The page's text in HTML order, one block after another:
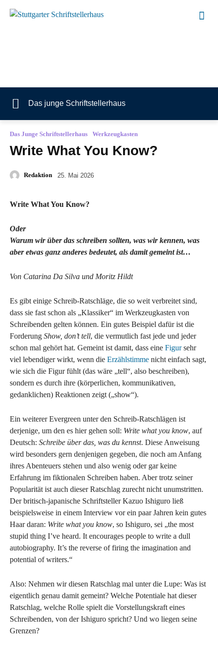
Das junge Schriftstellerhaus
Das Junge Schriftstellerhaus Werkzeugkasten
Write What You Know?
Redaktion 25. Mai 2026
Write What You Know?
Oder
Warum wir über das schreiben sollten, was wir kennen, was
aber etwas ganz anderes bedeutet, als damit gemeint ist…
Von Catarina Da Silva und Moritz Hildt
Es gibt einige Schreib-Ratschläge, die so weit verbreitet sind,
dass sie fast schon als „Klassiker“ im Werkzeugkasten von
Schreibenden gelten können. Ein gutes Beispiel dafür ist die
Forderung Show, don’t tell, die vermutlich fast jede und jeder
schon mal gehört hat. Gemeint ist damit, dass eine Figursehr
viel lebendiger wirkt, wenn die Erzählstimme nicht einfach sagt,
wie sich die Figur fühlt (das wäre „tell“, also beschreiben),
sondern es durch ihre (körperlichen, kommunikativen,
gedanklichen) Reaktionen zeigt („show“).
Ein weiterer Evergreen unter den Schreib-Ratschlägen ist
derjenige, um den es hier gehen soll: Write what you know, auf
Deutsch: Schreibe über das, was du kennst. Diese Anweisung
wird besonders gern denjenigen gegeben, die noch am Anfang
ihres Abenteuers stehen und also wenig oder gar keine
Erfahrung im fiktionalen Schreiben haben. Aber trotz seiner
Popularität ist auch dieser Ratschlag zurecht nicht unumstritten.
Der britisch-japanische Schriftsteller Kazuo Ishiguro ließ
beispielsweise in einem Interview vor ein paar Jahren kein gutes
Haar daran: Write what you know, so Ishiguro, sei „the most
stupid thing I’ve heard. It encourages people to write a dull
autobiography. It’s the reverse of firing the imagination and
potential of writers.“
Also: Nehmen wir diesen Ratschlag mal unter die Lupe: Was ist
eigentlich genau damit gemeint? Welche Potentiale hat dieser
Ratschlag, welche Rolle spielt die Vorstellungskraft eines
Schreibenden, von der Ishiguro spricht? Und wo liegen seine
Grenzen?